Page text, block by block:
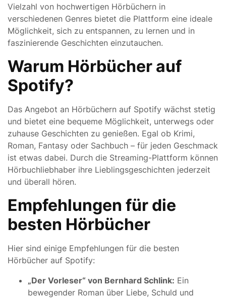
Vielzahl von hochwertigen Hörbüchern in
verschiedenen Genres bietet die Plattform eine ideale
Möglichkeit, sich zu entspannen, zu lernen und in
faszinierende Geschichten einzutauchen.
Warum Hörbücher auf
Spotify?
Das Angebot an Hörbüchern auf Spotify wächst stetig
und bietet eine bequeme Möglichkeit, unterwegs oder
zuhause Geschichten zu genießen. Egal ob Krimi,
Roman, Fantasy oder Sachbuch – für jeden Geschmack
ist etwas dabei. Durch die Streaming-Plattform können
Hörbuchliebhaber ihre Lieblingsgeschichten jederzeit
und überall hören.
Empfehlungen für die
besten Hörbücher
Hier sind einige Empfehlungen für die besten
Hörbücher auf Spotify:
„Der Vorleser“ von Bernhard Schlink: Ein
bewegender Roman über Liebe, Schuld und